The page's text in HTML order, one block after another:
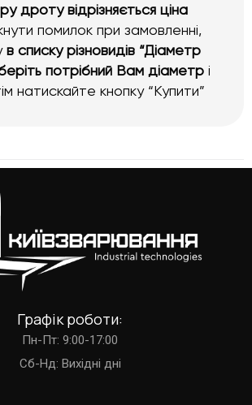
дроту відрізняється ціна
помилок при замовленні,
в списку різновидів “Діаметр
потрібний Вам діаметрі
натискайте кнопку “Купити”
Графік роботи:
Пн-Пт: 9:00-17:00
Cб-Нд: Вихідні дні